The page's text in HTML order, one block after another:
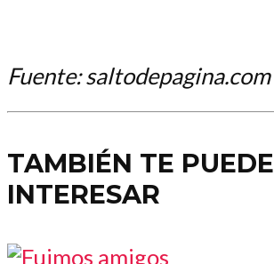
Fuente: saltodepagina.com
TAMBIÉN TE PUEDE
INTERESAR